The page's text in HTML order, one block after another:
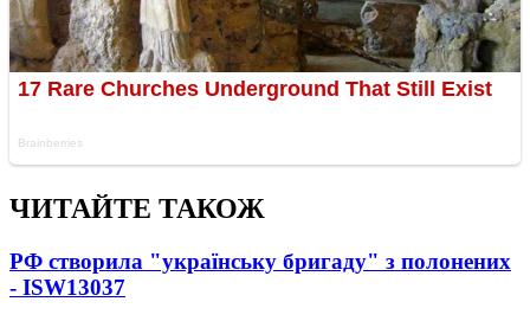
ЧИТАЙТЕ ТАКОЖ
РФ створила "українську бригаду" з полонених
- ISW13037